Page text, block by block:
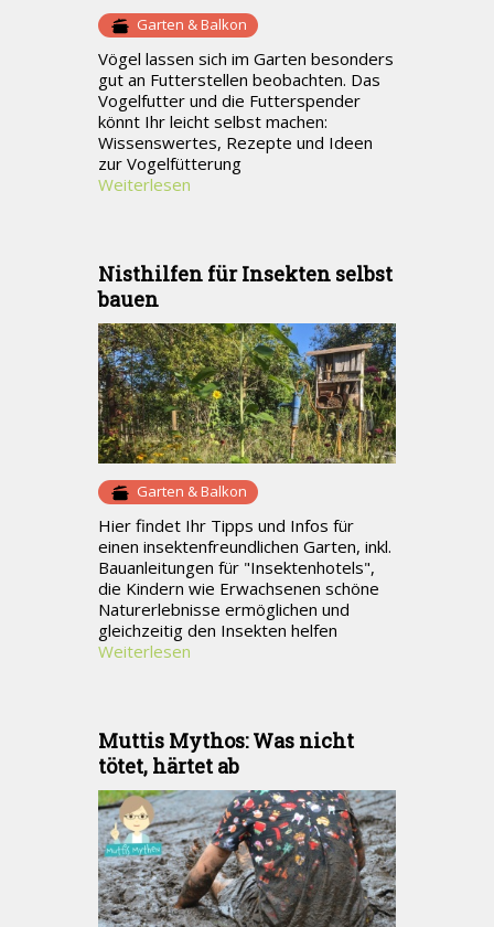
Garten & Balkon
Vögel lassen sich im Garten besonders
gut an Futterstellen beobachten. Das
Vogelfutter und die Futterspender
könnt Ihr leicht selbst machen:
Wissenswertes, Rezepte und Ideen
zur Vogelfütterung
Weiterlesen
Nisthilfen für Insekten selbst
bauen
Garten & Balkon
Hier findet Ihr Tipps und Infos für
einen insektenfreundlichen Garten, inkl.
Bauanleitungen für "Insektenhotels",
die Kindern wie Erwachsenen schöne
Naturerlebnisse ermöglichen und
gleichzeitig den Insekten helfen
Weiterlesen
Muttis Mythos: Was nicht
tötet, härtet ab